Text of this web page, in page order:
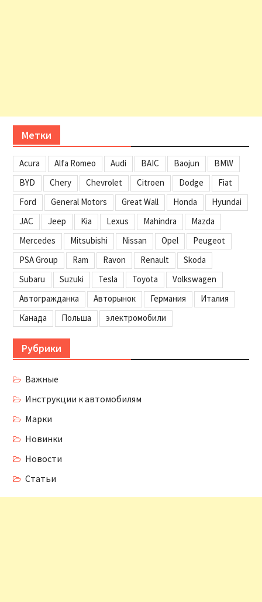
Метки
Acura Alfa Romeo Audi BAIC Baojun
BMW
BYD
Chery Chevrolet Citroen Dodge
Fiat
Ford
General Motors Great Wall Honda
Hyundai
JAC
Jeep Kia Lexus Mahindra
Mazda
Mercedes
Mitsubishi Nissan Opel
Peugeot
PSA Group
Ram Ravon Renault
Skoda
Subaru
Suzuki Tesla Toyota
Volkswagen
Автогражданка
Авторынок Германия
Италия
Канада
Польша электромобили
Рубрики
Важные
Инструкции к автомобилям
Марки
Новинки
Новости
Статьи